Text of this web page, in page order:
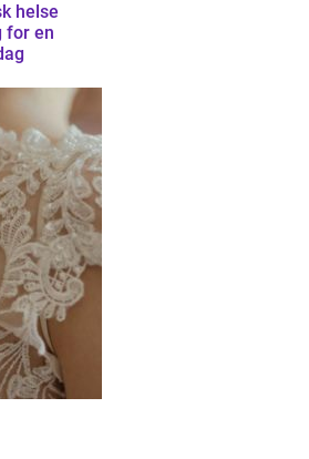
helse
for en